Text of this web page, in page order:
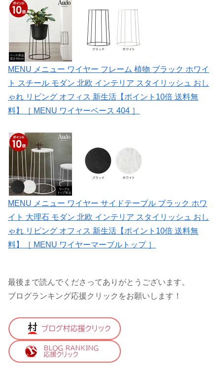
MENU メニュー ワイヤー フレーム 植物 ブラック ホワイ
ト スチール モダン 北欧 インテリア スタイリッシュ おし
ゃれ リビング オフィス 新生活【ポイント10倍 送料無
料】［ MENU ワイヤーベース 404 ］
MENU メニュー ワイヤー サイドテーブル ブラック ホワ
イト 大理石 モダン 北欧 インテリア スタイリッシュ おし
ゃれ リビング オフィス 新生活【ポイント10倍 送料無
料】［ MENU ワイヤーマーブルトップ ］
最後まで読んでくださってありがとうございます。
ブログランキング応援クリックをお願いします！